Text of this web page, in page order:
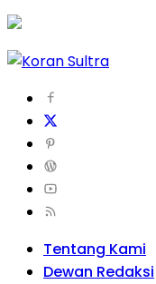
Tentang Kami
Dewan Redaksi